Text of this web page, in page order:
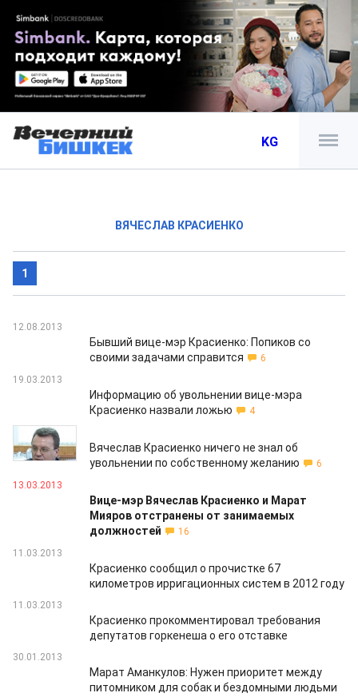
KG
ВЯЧЕСЛАВ КРАСИЕНКО
1
12.08.2013
Бывший вице-мэр Красиенко: Попиков со
своими задачами справится
6
19.03.2013
Информацию об увольнении вице-мэра
Красиенко назвали ложью
4
13.03.2013
Вячеслав Красиенко ничего не знал об
увольнении по собственному желанию
6
13.03.2013
Вице-мэр Вячеслав Красиенко и Марат
Мияров отстранены от занимаемых
должностей
16
11.03.2013
Красиенко сообщил о прочистке 67
километров ирригационных систем в 2012 году
11.03.2013
Красиенко прокомментировал требования
депутатов горкенеша о его отставке
30.01.2013
Марат Аманкулов: Нужен приоритет между
питомником для собак и бездомными людьми